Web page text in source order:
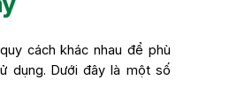
cách khác nhau để phù
dụng. Dưới đây là một số